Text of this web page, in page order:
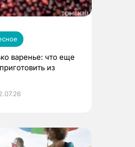
варенье: что еще
из